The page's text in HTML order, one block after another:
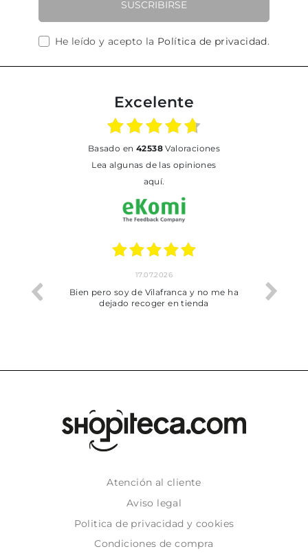
SUSCRIBIRSE
He leído y acepto la Política de privacidad.
Excelente
basado en 42538Valoraciones
Lea algunas de las opiniones
aquí.
trobat
17.07.2026
Bien pero soy de Vilafranca y no me ha
dejado recoger en tienda
Atención al cliente
Aviso legal
Politica de privacidad y cookies
Condiciones de compra